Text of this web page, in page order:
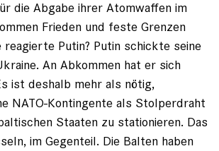
die Abgabe ihrer Atomwaffen im
Frieden und feste Grenzen
reagierte Putin? Putin schickte seine
An Abkommen hat er sich
ist deshalb mehr als nötig,
NATO-Kontingente als Stolperdraht
Staaten zu stationieren. Das
im Gegenteil. Die Balten haben